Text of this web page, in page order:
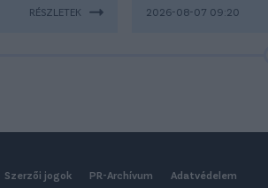
RÉSZLETEK 2026-08-07 09:20
Szerzői jogok PR-Archívum Adatvédelem